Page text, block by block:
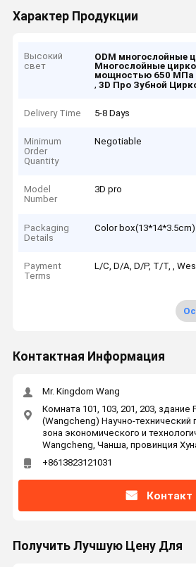
Характер Продукции
Высокий
свет
ODM многослойные
Многослойные
мощностью 650 МПа
,3D Про Зубной
Delivery Time 5-8 Days
Minimum
Order
Quantity
Negotiable
Model
Number
3D pro
Packaging
Details
Color box(13*14*3.5cm)
Payment
Terms
L/C, D/A, D/P, T/T, ,
Контактная Информация
Mr. Kingdom Wang
Комната 101, 103, 201, 203, здание
(Wangcheng) Научно-
зона экономического и
Wangcheng, Чанша, провинция
+8613823121031
Контакт
Получить Лучшую Цену Для